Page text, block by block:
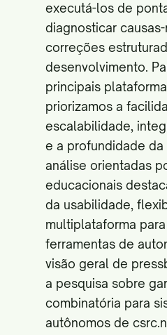
executá-los de
diagnosticar
correções
desenvolvimento.
principais
priorizamos a
escalabilidade,
e a profundidade da
análise orientadas
educacionais
da usabilidade,
multiplataforma
ferramentas de
visão geral de
a pesquisa sobre
combinatória para
autônomos de